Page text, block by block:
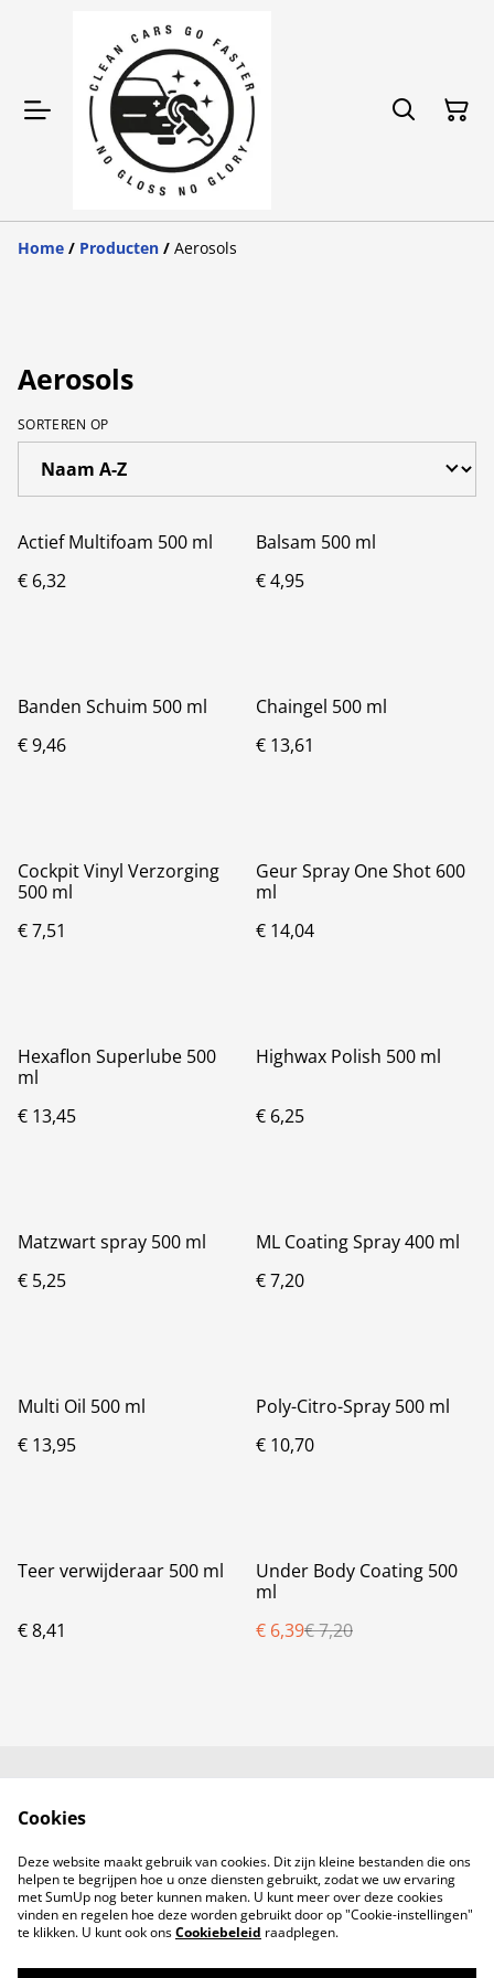
Home / Producten / Aerosols
Aerosols
SORTEREN OP
Actief Multifoam 500 ml
€ 6,32
Balsam 500 ml
€ 4,95
Banden Schuim 500 ml
€ 9,46
Chaingel 500 ml
€ 13,61
Cockpit Vinyl Verzorging
500 ml
€ 7,51
Geur Spray One Shot 600
ml
€ 14,04
Hexaflon Superlube 500
ml
€ 13,45
Highwax Polish 500 ml
€ 6,25
Matzwart spray 500 ml
€ 5,25
ML Coating Spray 400 ml
€ 7,20
Multi Oil 500 ml
€ 13,95
Poly-Citro-Spray 500 ml
€ 10,70
Teer verwijderaar 500 ml
€ 8,41
%
Under Body Coating 500
ml
€ 6,39€ 7,20
Neem contact met
Privacybeleid
Cookiebeleid
Producten
Cookies
Deze website maakt gebruik van cookies. Dit zijn kleine bestanden die ons
helpen te begrijpen hoe u onze diensten gebruikt, zodat we uw ervaring
met SumUp nog beter kunnen maken. U kunt meer over deze cookies
vinden en regelen hoe deze worden gebruikt door op "Cookie-instellingen"
te klikken. U kunt ook onsCookiebeleid raadplegen.